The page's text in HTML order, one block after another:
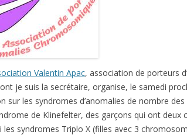
Valentin Apac, association de porteurs
je suis la secrétaire, organise, le samedi
sur les syndromes d’anomalies de nombre
de Klinefelter, des garçons qui ont deux
les syndromes Triplo X (filles avec 3